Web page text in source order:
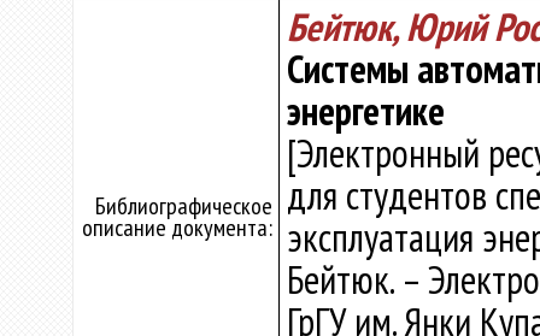
Библиографическое
описание документа:
Бейтюк, Юрий
Системы
энергетике
[Электронный
для студентов
эксплуатация
Бейтюк. –
ГрГУ им. Янки